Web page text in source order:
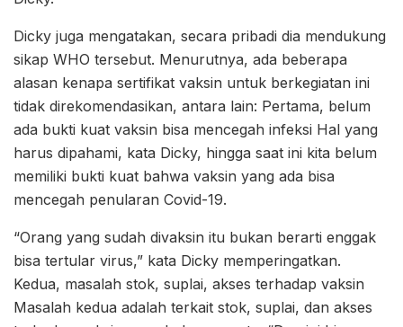
Dicky juga mengatakan, secara pribadi dia mendukung
sikap WHO tersebut. Menurutnya, ada beberapa
alasan kenapa sertifikat vaksin untuk berkegiatan ini
tidak direkomendasikan, antara lain: Pertama, belum
ada bukti kuat vaksin bisa mencegah infeksi Hal yang
harus dipahami, kata Dicky, hingga saat ini kita belum
memiliki bukti kuat bahwa vaksin yang ada bisa
mencegah penularan Covid-19.
“Orang yang sudah divaksin itu bukan berarti enggak
bisa tertular virus,” kata Dicky memperingatkan.
Kedua, masalah stok, suplai, akses terhadap vaksin
Masalah kedua adalah terkait stok, suplai, dan akses